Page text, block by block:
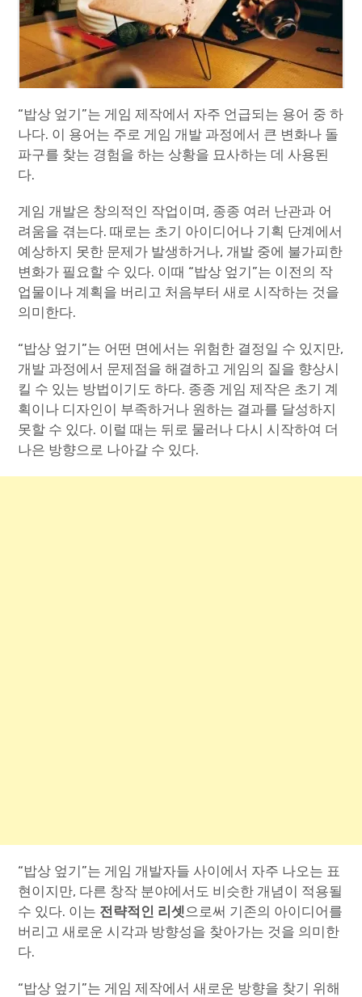
Blender Training
English
“밥상 엎기”는 게임 제작에서 자주 언급되는 용어 중 하
나다. 이 용어는 주로 게임 개발 과정에서 큰 변화나 돌
파구를 찾는 경험을 하는 상황을 묘사하는 데 사용된
다.
게임 개발은 창의적인 작업이며, 종종 여러 난관과 어
려움을 겪는다. 때로는 초기 아이디어나 기획 단계에서
예상하지 못한 문제가 발생하거나, 개발 중에 불가피한
변화가 필요할 수 있다. 이때 “밥상 엎기”는 이전의 작
업물이나 계획을 버리고 처음부터 새로 시작하는 것을
의미한다.
“밥상 엎기”는 어떤 면에서는 위험한 결정일 수 있지만,
개발 과정에서 문제점을 해결하고 게임의 질을 향상시
킬 수 있는 방법이기도 하다. 종종 게임 제작은 초기 계
획이나 디자인이 부족하거나 원하는 결과를 달성하지
못할 수 있다. 이럴 때는 뒤로 물러나 다시 시작하여 더
나은 방향으로 나아갈 수 있다.
“밥상 엎기”는 게임 개발자들 사이에서 자주 나오는 표
현이지만, 다른 창작 분야에서도 비슷한 개념이 적용될
수 있다. 이는 전략적인 리셋으로써 기존의 아이디어를
버리고 새로운 시각과 방향성을 찾아가는 것을 의미한
다.
“밥상 엎기”는 게임 제작에서 새로운 방향을 찾기 위해